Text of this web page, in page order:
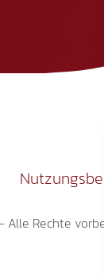
Alle Rechte